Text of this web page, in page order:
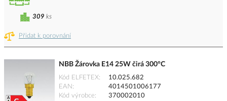
Přidat k porovnání
309 ks
NBB Žárovka E14 25W čirá 300°C
Kód ELFETEX
10.025.682
EAN
4014501006177
Kód výrobce
370002010